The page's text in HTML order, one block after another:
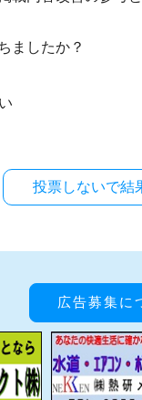
ましたか？
投票しないで結
広告募集に